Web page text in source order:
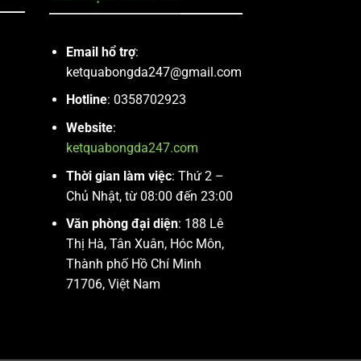
Email hổ trợ:
ketquabongda247@gmail.com
Hotline: 0358702923
Website:
ketquabongda247.com
Thời gian làm việc: Thứ 2 –
Chủ Nhật, từ 08:00 đến 23:00
Văn phòng đại diện: 188 Lê
Thị Hà, Tân Xuân, Hóc Môn,
Thành phố Hồ Chí Minh
71706, Việt Nam